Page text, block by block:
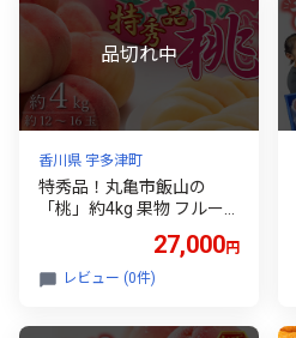
香川県 宇多津町
特秀品！丸亀市飯山の
「桃」約4kg 果物 フルー
甘い おいしい 老舗 見極め
FAH-0130
27,000円
レビュー (0件)